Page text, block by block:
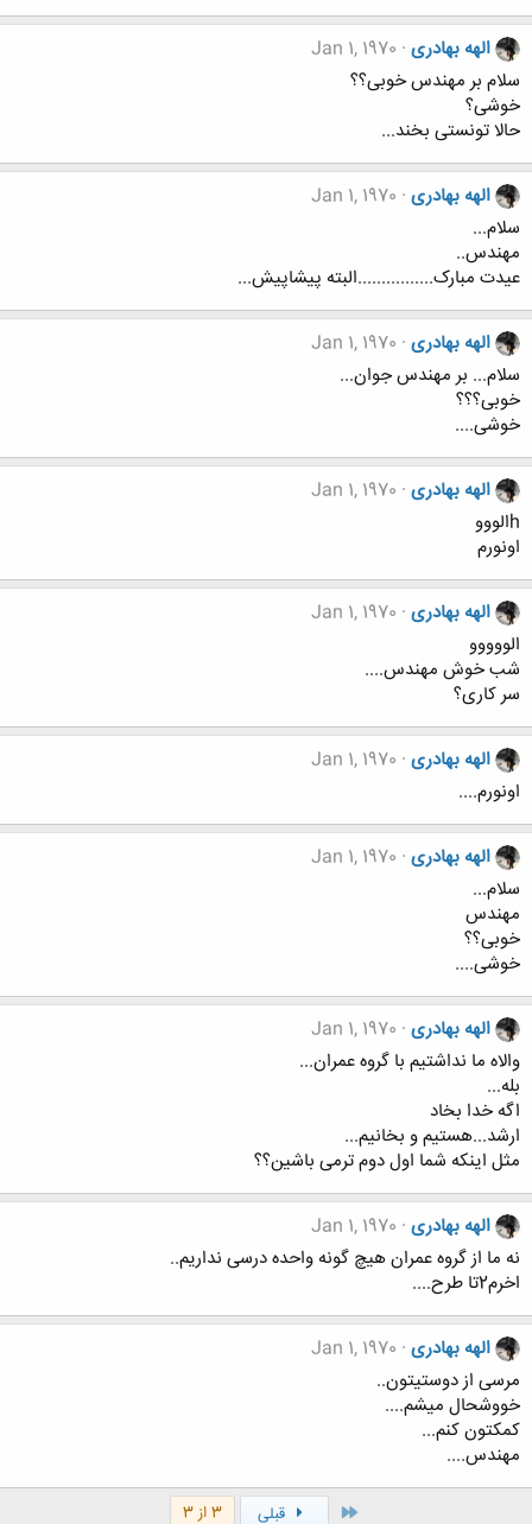
الهه بهادری Jan 1, 1970
سلام بر مهندس خوبی؟؟
خوشی؟
حالا تونستی بخند...
الهه بهادری Jan 1, 1970
سلام...
مهندس..
عیدت مبارک................البته پیشاپیش...
الهه بهادری Jan 1, 1970
سلام... بر مهندس جوان...
خوبی؟؟؟
خوشی....
الهه بهادری Jan 1, 1970
hالووو
اونورم
الهه بهادری Jan 1, 1970
الووووو
شب خوش مهندس....
سر کاری؟
الهه بهادری Jan 1, 1970
اونورم....
الهه بهادری Jan 1, 1970
سلام...
مهندس
خوبی؟؟
خوشی....
الهه بهادری Jan 1, 1970
والاه ما نداشتیم با گروه عمران...
بله...
اگه خدا بخاد
ارشد...هستیم و بخانیم...
مثل اینکه شما اول دوم ترمی باشین؟؟
الهه بهادری Jan 1, 1970
نه ما از گروه عمران هیچ گونه واحده درسی نداریم..
اخرم2تا طرح....
الهه بهادری Jan 1, 1970
مرسی از دوستیتون..
خووشحال میشم....
کمکتون کنم...
مهندس....
اول قبلی 3 از 3